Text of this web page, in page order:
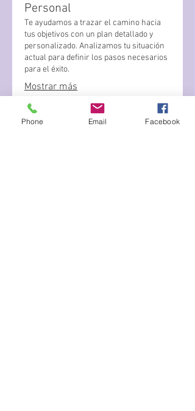
Personal
Te ayudamos a trazar el camino hacia
tus objetivos con un plan detallado y
personalizado. Analizamos tu situación
actual para definir los pasos necesarios
para el éxito.
Mostrar más
Phone Email Facebook